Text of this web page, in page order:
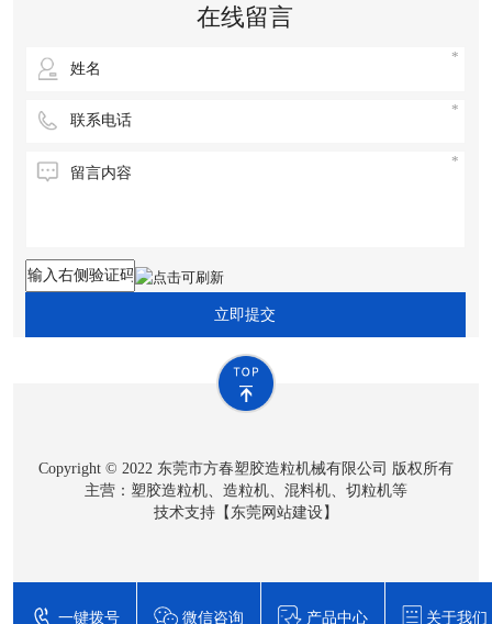
在线留言
立即提交
Copyright © 2022 东莞市方春塑胶造粒机械有限公司 版权所有
主营：塑胶造粒机、造粒机、混料机、切粒机等
技术支持【东莞网站建设】
一键拨号 微信咨询 产品中心 关于我们